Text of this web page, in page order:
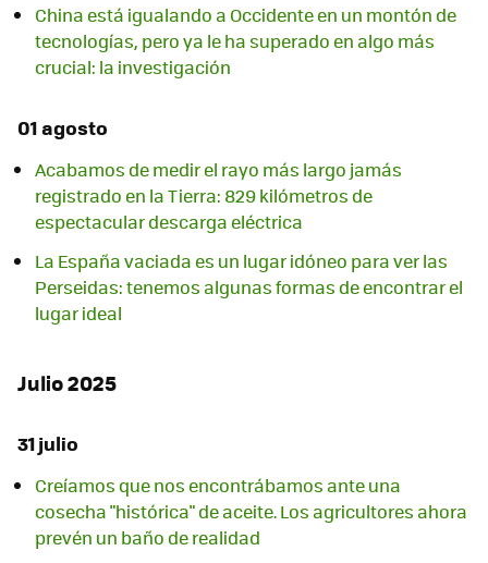
China está igualando a Occidente en un montón de
tecnologías, pero ya le ha superado en algo más
crucial: la investigación
01 agosto
Acabamos de medir el rayo más largo jamás
registrado en la Tierra: 829 kilómetros de
espectacular descarga eléctrica
La España vaciada es un lugar idóneo para ver las
Perseidas: tenemos algunas formas de encontrar el
lugar ideal
Julio 2025
31 julio
Creíamos que nos encontrábamos ante una
cosecha "histórica" de aceite. Los agricultores ahora
prevén un baño de realidad